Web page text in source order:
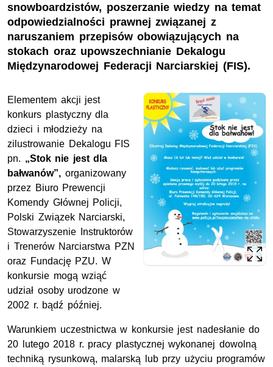
snowboardzistów, poszerzanie wiedzy na temat
odpowiedzialności prawnej związanej z
naruszaniem przepisów obowiązujących na
stokach oraz upowszechnianie Dekalogu
Międzynarodowej Federacji Narciarskiej (FIS).
Elementem akcji jest
konkurs plastyczny dla
dzieci i młodzieży na
zilustrowanie Dekalogu FIS
pn. „Stok nie jest dla
bałwanów”, organizowany
przez Biuro Prewencji
Komendy Głównej Policji,
Polski Związek Narciarski,
Stowarzyszenie Instruktorów
i Trenerów Narciarstwa PZN
oraz Fundację PZU. W
konkursie mogą wziąć
udział osoby urodzone w
2002 r. bądź później.
Warunkiem uczestnictwa w konkursie jest nadesłanie do
20 lutego 2018 r. pracy plastycznej wykonanej dowolną
techniką rysunkową, malarską lub przy użyciu programów